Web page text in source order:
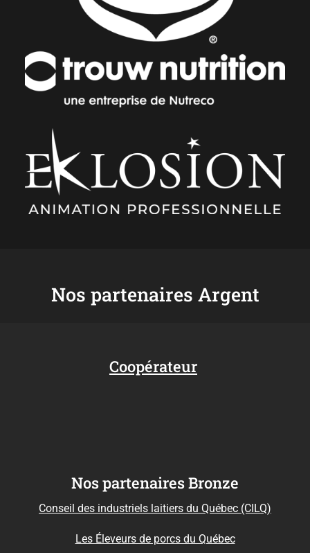
Nos partenaires Argent
Coopérateur
Nos partenaires Bronze
Conseil des industriels laitiers du Québec (CILQ)
Les Éleveurs de porcs du Québec